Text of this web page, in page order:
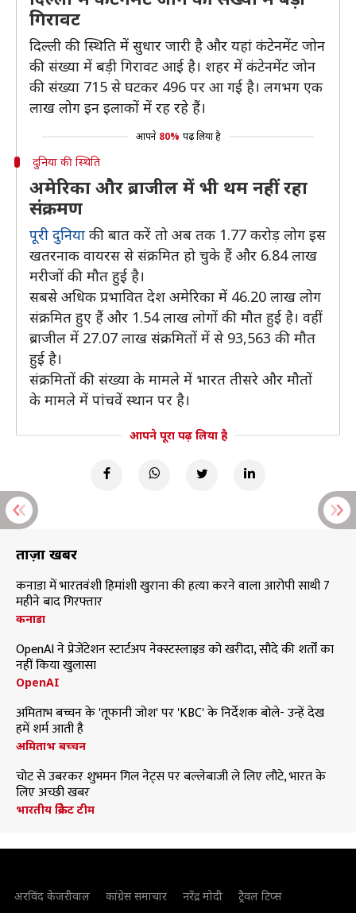
गिरावट
दिल्ली की स्थिति में सुधार जारी है और यहां कंटेनमेंट जोन
की संख्या में बड़ी गिरावट आई है। शहर में कंटेनमेंट जोन
की संख्या 715 से घटकर 496 पर आ गई है। लगभग एक
लाख लोग इन इलाकों में रह रहे हैं।
आपने 80% पढ़ लिया है
दुनिया की स्थिति
अमेरिका और ब्राजील में भी थम नहीं रहा
संक्रमण
पूरी दुनिया की बात करें तो अब तक 1.77 करोड़ लोग इस
खतरनाक वायरस से संक्रमित हो चुके हैं और 6.84 लाख
मरीजों की मौत हुई है।
सबसे अधिक प्रभावित देश अमेरिका में 46.20 लाख लोग
संक्रमित हुए हैं और 1.54 लाख लोगों की मौत हुई है। वहीं
ब्राजील में 27.07 लाख संक्रमितों में से 93,563 की मौत
हुई है।
संक्रमितों की संख्या के मामले में भारत तीसरे और मौतों
के मामले में पांचवें स्थान पर है।
आपने पूरा पढ़ लिया है
ताज़ा खबरें
कनाडा में भारतवंशी हिमांशी खुराना की हत्या करने वाला आरोपी साथी 7
महीने बाद गिरफ्तार
कनाडा
OpenAI ने प्रेजेंटेशन स्टार्टअप नेक्स्टस्लाइड को खरीदा, सौदे की शर्तों का
नहीं किया खुलासा
OpenAI
अमिताभ बच्चन के 'तूफानी जोश' पर 'KBC' के निर्देशक बोले- उन्हें देख
हमें शर्म आती है
अमिताभ बच्चन
चोट से उबरकर शुभमन गिल नेट्स पर बल्लेबाजी ले लिए लौटे, भारत के
लिए अच्छी खबर
भारतीय क्रिकेट टीम
अरविंद केजरीवाल कांग्रेस समाचार नरेंद्र मोदी ट्रैवल टिप्स